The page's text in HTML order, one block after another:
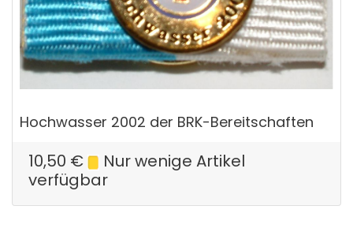
Hochwasser 2002 der BRK-Bereitschaften
10,50 €
Nur wenige Artikel
verfügbar